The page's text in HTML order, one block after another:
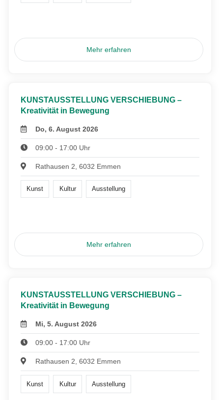
Mehr erfahren
KUNSTAUSSTELLUNG VERSCHIEBUNG –
Kreativität in Bewegung
Do, 6. August 2026
09:00 - 17:00 Uhr
Rathausen 2, 6032 Emmen
Kunst Kultur Ausstellung
Mehr erfahren
KUNSTAUSSTELLUNG VERSCHIEBUNG –
Kreativität in Bewegung
Mi, 5. August 2026
09:00 - 17:00 Uhr
Rathausen 2, 6032 Emmen
Kunst Kultur Ausstellung